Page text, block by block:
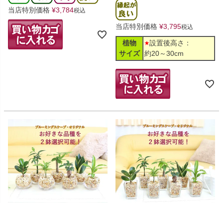
当店特別価格 ¥3,784税込
当店特別価格 ¥3,795税込
植物
サイズ
設置後高さ：
約20～30cm